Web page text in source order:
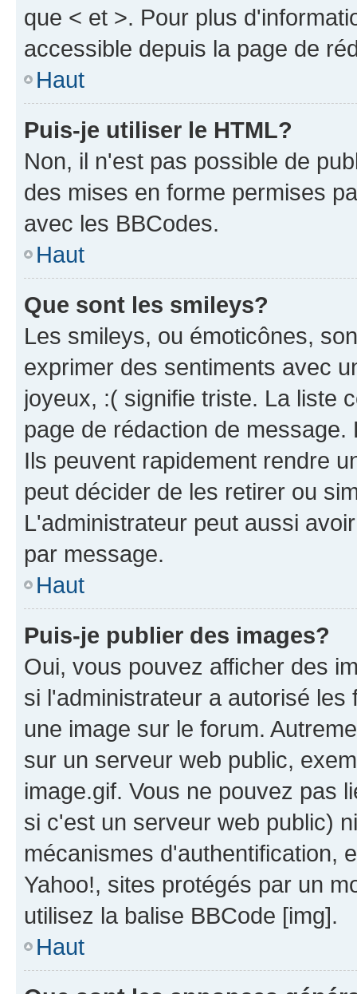
que < et >. Pour plus
accessible depuis la page de
Haut
Puis-je utiliser le HTML?
Non, il n'est pas possible de
des mises en forme permises
avec les BBCodes.
Haut
Que sont les smileys?
Les smileys, ou émoticônes,
exprimer des sentiments avec
joyeux, :( signifie triste. La liste
page de rédaction de
Ils peuvent rapidement rendre
peut décider de les retirer ou
L'administrateur peut aussi
par message.
Haut
Puis-je publier des images?
Oui, vous pouvez afficher des
si l'administrateur a autorisé
une image sur le forum.
sur un serveur web public,
image.gif. Vous ne pouvez pas
si c'est un serveur web public)
mécanismes d'authentification,
Yahoo!, sites protégés par un
utilisez la balise BBCode [img].
Haut